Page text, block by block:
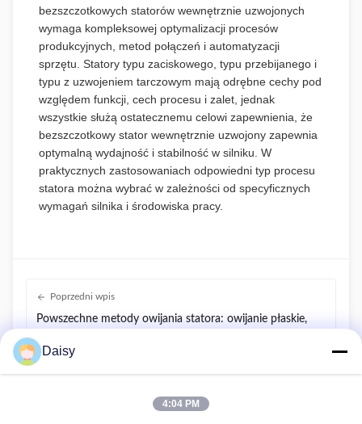
bezszczotkowych statorów wewnętrznie uzwojonych
wymaga kompleksowej optymalizacji procesów
produkcyjnych, metod połączeń i automatyzacji
sprzętu. Statory typu zaciskowego, typu przebijanego i
typu z uzwojeniem tarczowym mają odrębne cechy pod
względem funkcji, cech procesu i zalet, jednak
wszystkie służą ostatecznemu celowi zapewnienia, że
bezszczotkowy stator wewnętrznie uzwojony zapewnia
optymalną wydajność i stabilność w silniku. W
praktycznych zastosowaniach odpowiedni typ procesu
statora można wybrać w zależności od specyficznych
wymagań silnika i środowiska pracy.
Poprzedni wpis
Powszechne metody owijania statora: owijanie płaskie,
Następny wpis
Inteligentna automatyczna linia produkcyjna owijania i
Daisy
4:04 PM